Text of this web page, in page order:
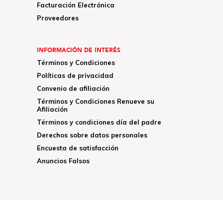
Facturación Electrónica
Proveedores
INFORMACIÓN DE INTERÉS
Términos y Condiciones
Políticas de privacidad
Convenio de afiliación
Términos y Condiciones Renueve su
Afiliación
Términos y condiciones día del padre
Derechos sobre datos personales
Encuesta de satisfacción
Anuncios Falsos